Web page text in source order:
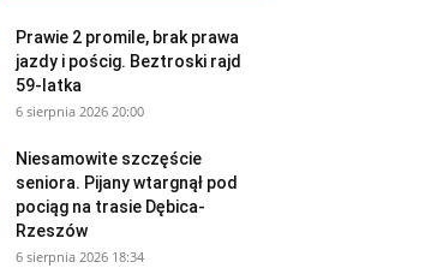
Prawie 2 promile, brak prawa
jazdy i pościg. Beztroski rajd
59-latka
6 sierpnia 2026 20:00
Niesamowite szczęście
seniora. Pijany wtargnął pod
pociąg na trasie Dębica-
Rzeszów
6 sierpnia 2026 18:34